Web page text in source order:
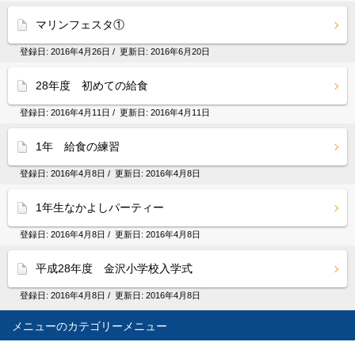
メニュー
マリンフェスタ①
登録日: 2016年4月26日 / 更新日: 2016年6月20日
28年度 初めての給食
登録日: 2016年4月11日 / 更新日: 2016年4月11日
1年 給食の練習
登録日: 2016年4月8日 / 更新日: 2016年4月8日
1年生なかよしパーティー
登録日: 2016年4月8日 / 更新日: 2016年4月8日
平成28年度 金沢小学校入学式
登録日: 2016年4月8日 / 更新日: 2016年4月8日